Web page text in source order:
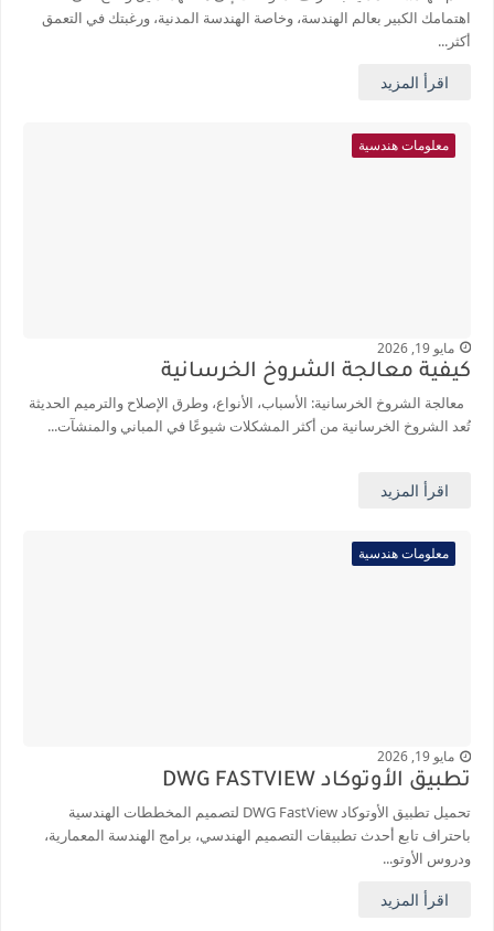
اهتمامك الكبير بعالم الهندسة، وخاصة الهندسة المدنية، ورغبتك في التعمق
أكثر...
اقرأ المزيد
معلومات هندسية
مايو 19, 2026
كيفية معالجة الشروخ الخرسانية
معالجة الشروخ الخرسانية: الأسباب، الأنواع، وطرق الإصلاح والترميم الحديثة
تُعد الشروخ الخرسانية من أكثر المشكلات شيوعًا في المباني والمنشآت...
اقرأ المزيد
معلومات هندسية
مايو 19, 2026
تطبيق الأوتوكاد DWG FASTVIEW
تحميل تطبيق الأوتوكاد DWG FastView لتصميم المخططات الهندسية
باحتراف تابع أحدث تطبيقات التصميم الهندسي، برامج الهندسة المعمارية،
ودروس الأوتو...
اقرأ المزيد